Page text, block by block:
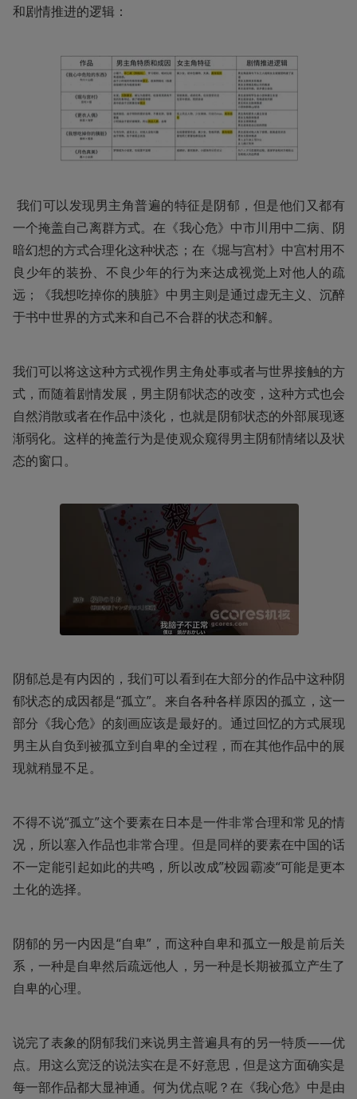
和剧情推进的逻辑：
一个掩盖自己离群方式。在《我心危》中市川用中二病、阴
暗幻想的方式合理化这种状态；在《堀与宫村》中宫村用不
良少年的装扮、不良少年的行为来达成视觉上对他人的疏
远；《我想吃掉你的胰脏》中男主则是通过虚无主义、沉醉
于书中世界的方式来和自己不合群的状态和解。
我们可以将这这种方式视作男主角处事或者与世界接触的方
式，而随着剧情发展，男主阴郁状态的改变，这种方式也会
自然消散或者在作品中淡化，也就是阴郁状态的外部展现逐
渐弱化。这样的掩盖行为是使观众窥得男主阴郁情绪以及状
态的窗口。
阴郁总是有内因的，我们可以看到在大部分的作品中这种阴
郁状态的成因都是“孤立”。来自各种各样原因的孤立，这一
部分《我心危》的刻画应该是最好的。通过回忆的方式展现
男主从自负到被孤立到自卑的全过程，而在其他作品中的展
现就稍显不足。
不得不说“孤立”这个要素在日本是一件非常合理和常见的情
况，所以塞入作品也非常合理。但是同样的要素在中国的话
不一定能引起如此的共鸣，所以改成”校园霸凌“可能是更本
土化的选择。
阴郁的另一内因是“自卑”，而这种自卑和孤立一般是前后关
系，一种是自卑然后疏远他人，另一种是长期被孤立产生了
自卑的心理。
说完了表象的阴郁我们来说男主普遍具有的另一特质——优
点。用这么宽泛的说法实在是不好意思，但是这方面确实是
每一部作品都大显神通。何为优点呢？在《我心危》中是由